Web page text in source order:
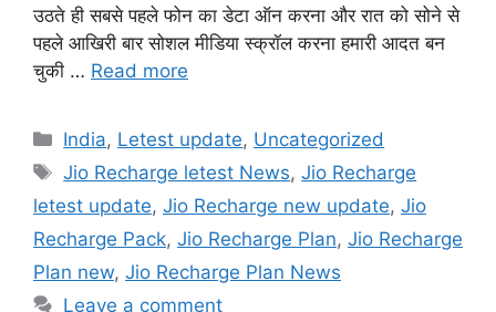
उठते ही सबसे पहले फोन का डेटा ऑन करना और रात को सोने से
पहले आखिरी बार सोशल मीडिया स्क्रॉल करना हमारी आदत बन
चुकी … Read more
Categories
India, Letest update, Uncategorized
Tags
Jio Recharge letest News,Jio Recharge
letest update, Jio Recharge new update, Jio
Recharge Pack, Jio Recharge Plan, Jio Recharge
Plan new, Jio Recharge Plan News
Leave a comment